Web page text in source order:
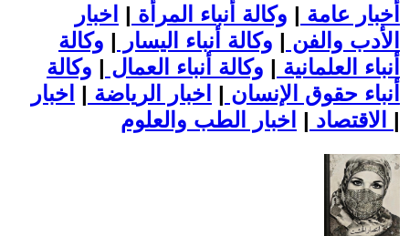
أخبار عامة | وكالة أنباء المرأة | اخبار
الأدب والفن | وكالة أنباء اليسار | وكالة
أنباء العلمانية | وكالة أنباء العمال | وكالة
أنباء حقوق الإنسان | اخبار الرياضة | اخبار
الاقتصاد | |